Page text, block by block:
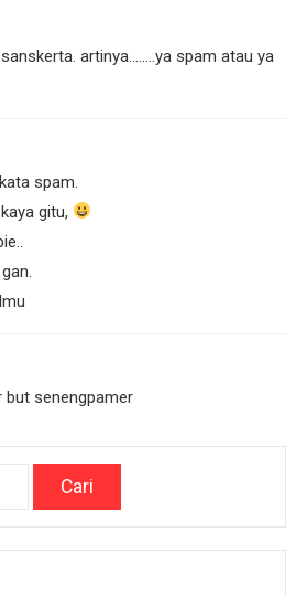
artinya……..ya spam atau ya
spam.
gitu,
senengpamer